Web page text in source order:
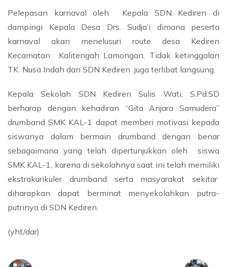
Pelepasan karnaval oleh Kepala SDN Kediren di
dampingi Kepala Desa Drs. Sudja’i dimana peserta
karnaval akan menelusuri route desa Kediren
Kecamatan Kalitengah Lamongan. Tidak ketinggalan
TK Nusa Indah dan SDN Kediren juga terlibat langsung.
Kepala Sekolah SDN Kediren Sulis Wati, S.Pd.SD
berharap dengan kehadiran “Gita Anjara Samudera”
drumband SMK KAL-1 dapat memberi motivasi kepada
siswanya dalam bermain drumband dengan benar
sebagaimana yang telah dipertunjukkan oleh siswa
SMK KAL-1, karena di sekolahnya saat ini telah memiliki
ekstrakurikuler drumband serta masyarakat sekitar
diharapkan dapat berminat menyekolahkan putra-
putrinya di SDN Kediren.
(yht/dar)